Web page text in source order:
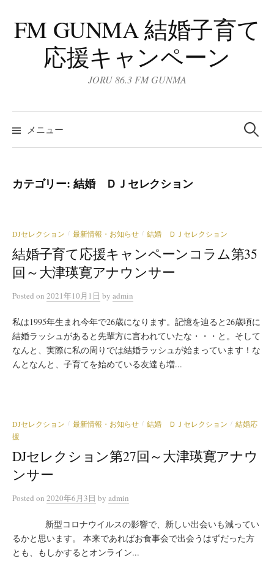
ン
テ
FM GUNMA 結婚子育て
応援キャンペーン
JORU 86.3 FM GUNMA
メニュー
検
索:
カテゴリー: 結婚 ＤＪセレクション
DJセレクション / 最新情報・お知らせ / 結婚 ＤＪセレクション
結婚子育て応援キャンペーンコラム第35
回～大津瑛寛アナウンサー
Posted on 2021年10月1日 by admin
私は1995年生まれ今年で26歳になります。記憶を辿ると26歳頃に
結婚ラッシュがあると先輩方に言われていたな・・・と。そして
なんと、実際に私の周りでは結婚ラッシュが始まっています！な
んとなんと、子育てを始めている友達も増...
DJセレクション / 最新情報・お知らせ / 結婚 ＤＪセレクション / 結婚応
援
DJセレクション第27回～大津瑛寛アナウ
ンサー
Posted on 2020年6月3日 by admin
新型コロナウイルスの影響で、新しい出会いも減ってい
るかと思います。 本来であればお食事会で出会うはずだった方
とも、もしかするとオンライン...